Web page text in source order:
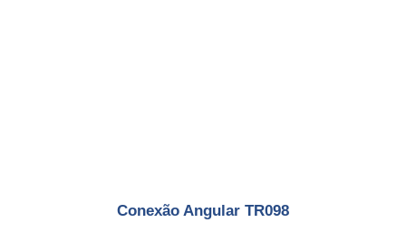
Conexão Angular TR098